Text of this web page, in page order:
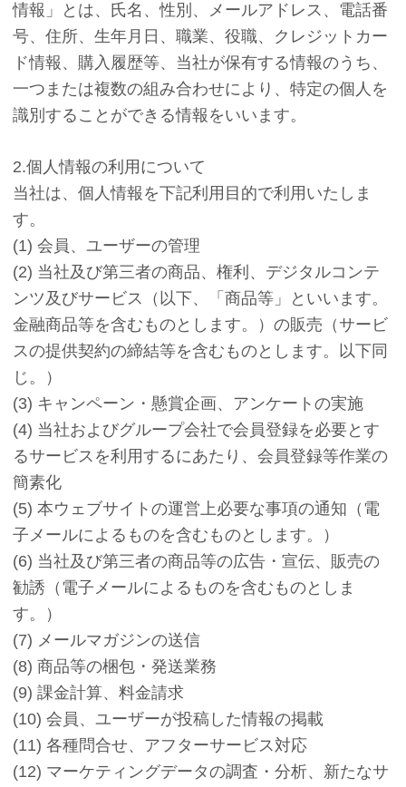
情報」とは、氏名、性別、メールアドレス、電話番
号、住所、生年月日、職業、役職、クレジットカー
ド情報、購入履歴等、当社が保有する情報のうち、
一つまたは複数の組み合わせにより、特定の個人を
識別することができる情報をいいます。
2.個人情報の利用について
当社は、個人情報を下記利用目的で利用いたしま
す。
(1) 会員、ユーザーの管理
(2) 当社及び第三者の商品、権利、デジタルコンテ
ンツ及びサービス（以下、「商品等」といいます。
金融商品等を含むものとします。）の販売（サービ
スの提供契約の締結等を含むものとします。以下同
じ。）
(3) キャンペーン・懸賞企画、アンケートの実施
(4) 当社およびグループ会社で会員登録を必要とす
るサービスを利用するにあたり、会員登録等作業の
簡素化
(5) 本ウェブサイトの運営上必要な事項の通知（電
子メールによるものを含むものとします。）
(6) 当社及び第三者の商品等の広告・宣伝、販売の
勧誘（電子メールによるものを含むものとしま
す。）
(7) メールマガジンの送信
(8) 商品等の梱包・発送業務
(9) 課金計算、料金請求
(10) 会員、ユーザーが投稿した情報の掲載
(11) 各種問合せ、アフターサービス対応
(12) マーケティングデータの調査・分析、新たなサ